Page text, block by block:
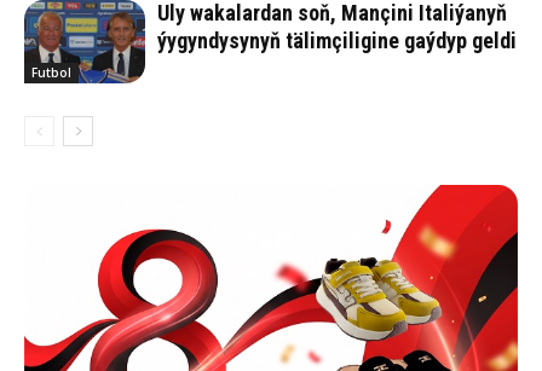
Futbol
Uly wakalardan soň, Mançini Italiýanyň
ýygyndysynyň tälimçiligine gaýdyp geldi